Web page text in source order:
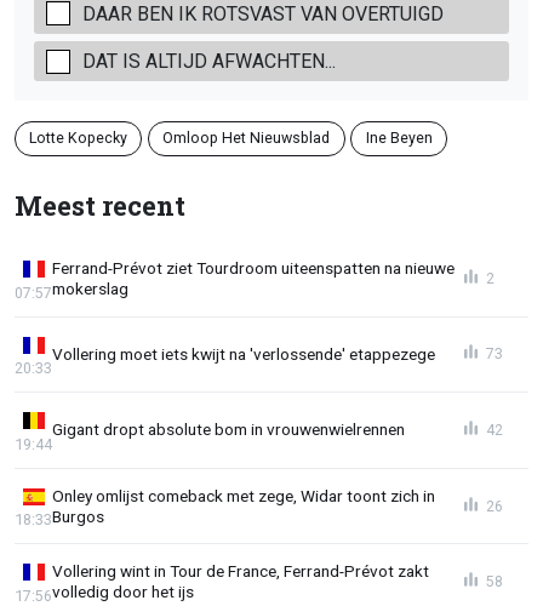
DAAR BEN IK ROTSVAST VAN OVERTUIGD
DAT IS ALTIJD AFWACHTEN...
Lotte Kopecky Omloop Het Nieuwsblad Ine Beyen
Meest recent
Ferrand-Prévot ziet Tourdroom uiteenspatten na nieuwe
mokerslag
07:57
2
Vollering moet iets kwijt na 'verlossende' etappezege
20:33
73
Gigant dropt absolute bom in vrouwenwielrennen
19:44
42
Onley omlijst comeback met zege, Widar toont zich in
Burgos
18:33
26
Vollering wint in Tour de France, Ferrand-Prévot zakt
volledig door het ijs
17:56
58